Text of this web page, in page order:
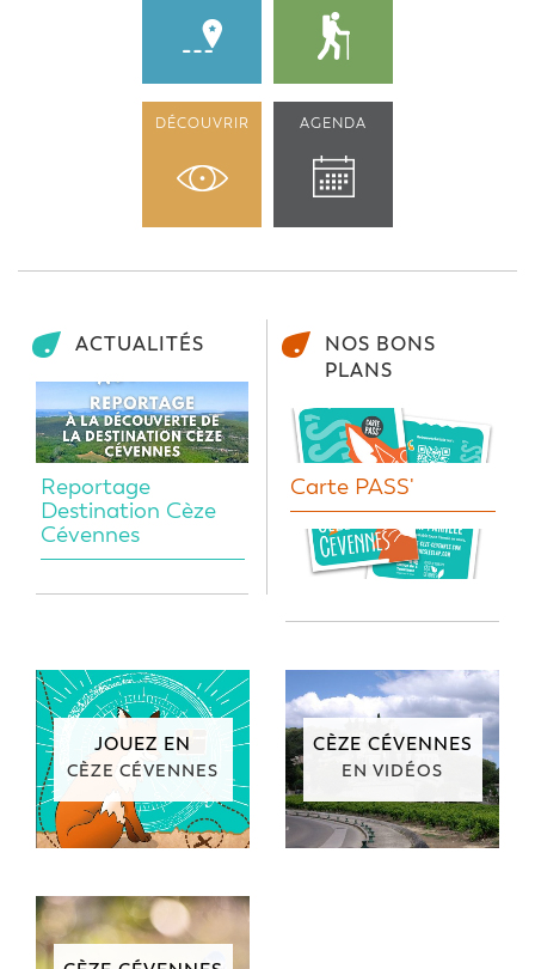
DÉCOUVRIR AGENDA
ACTUALITÉS
Reportage
Destination Cèze
Cévennes
NOS BONS
PLANS
Carte PASS'
JOUEZ EN
CÈZE CÉVENNES
CÈZE CÉVENNES
EN VIDÉOS